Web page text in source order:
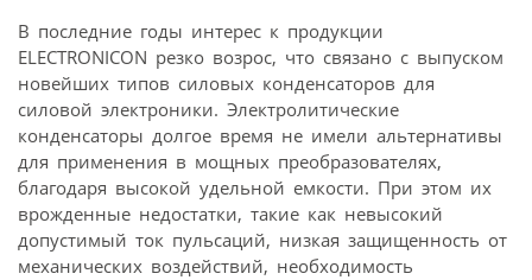
В последние годы интерес к продукции
ELECTRONICON резко возрос, что связано с выпуском
новейших типов силовых конденсаторов для
силовой электроники. Электролитические
конденсаторы долгое время не имели альтернативы
для применения в мощных преобразователях,
благодаря высокой удельной емкости. При этом их
врожденные недостатки, такие как невысокий
допустимый ток пульсаций, низкая защищенность от
механических воздействий, необходимость